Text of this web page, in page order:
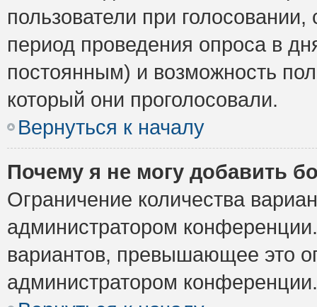
пользователи при
период проведения опроса в
постоянным) и возможность
который они проголосовали.
Вернуться к началу
Почему я не могу добавить
Ограничение количества
администратором
вариантов, превышающее это
администратором конференции.